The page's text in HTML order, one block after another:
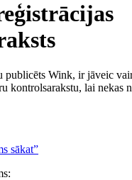
publicēts Wink, ir jāveic
kontrolsarakstu, lai nekas
sākat”